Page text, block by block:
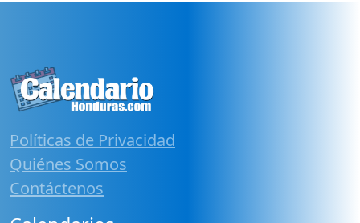
Políticas de Privacidad
Quiénes Somos
Contáctenos